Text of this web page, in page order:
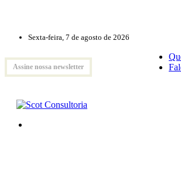
Sexta-feira, 7 de agosto de 2026
Assine nossa newsletter